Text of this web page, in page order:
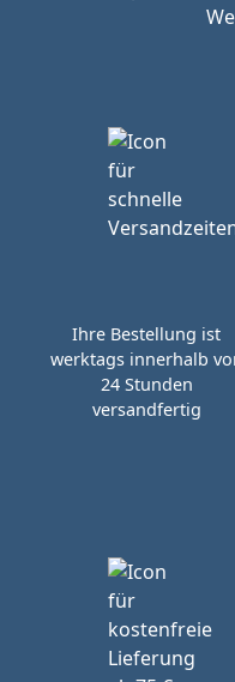
Ihre Bestellung ist
werktags innerhalb
24 Stunden
versandfertig